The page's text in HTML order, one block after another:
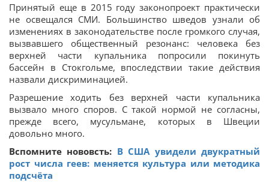
Принятый еще в 2015 году законопроект практически
не освещался СМИ. Большинство шведов узнали об
изменениях в законодательстве после громкого случая,
вызвавшего общественный резонанс: человека без
верхней части купальника попросили покинуть
бассейн в Стокгольме, впоследствии такие действия
назвали дискриминацией.
Разрешение ходить без верхней части купальника
вызвало много споров. С такой нормой не согласны,
прежде всего, мусульмане, которых в Швеции
довольно много.
Вспомните нововсть: В США увидели двукратный
рост числа геев: меняется культура или методика
подсчёта